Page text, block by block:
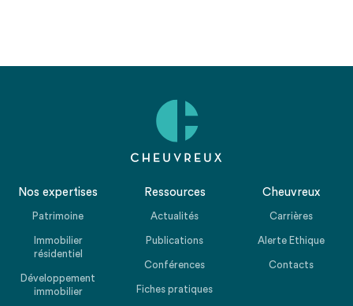
Nos expertises
Patrimoine
Immobilier
résidentiel
Développement
immobilier
Ressources
Actualités
Publications
Conférences
Fiches pratiques
Cheuvreux
Carrières
Alerte Ethique
Contacts